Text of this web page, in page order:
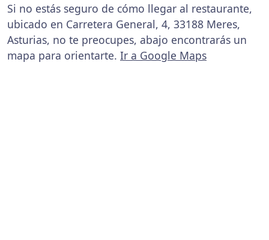
Si no estás seguro de cómo llegar al restaurante,
ubicado en Carretera General, 4, 33188 Meres,
Asturias, no te preocupes, abajo encontrarás un
mapa para orientarte. Ir a Google Maps